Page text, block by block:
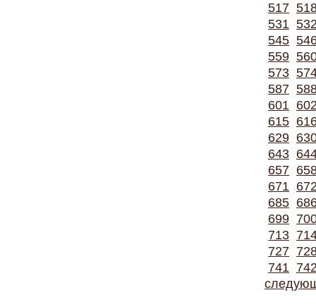
517
531
545
559
573
587
601
615
629
643
657
671
685
699
713
727
741